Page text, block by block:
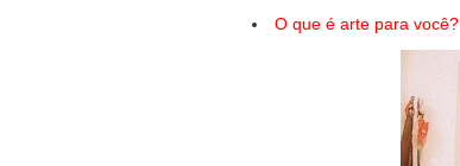
O que é arte para você?